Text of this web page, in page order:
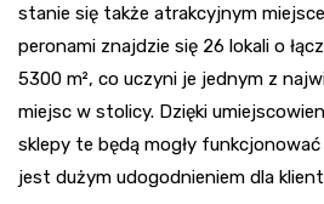
stanie się także atrakcyjnym
peronami znajdzie się 26 lokali o
5300 m², co uczyni je jednym z
miejsc w stolicy. Dzięki
sklepy te będą mogły
jest dużym udogodnieniem dla